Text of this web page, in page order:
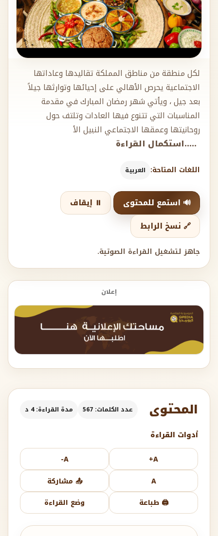
لكل منطقة من مناطق المملكة تقاليدها وعاداتها
الاجتماعية يحرص الأهالي على إحيائها وتوارثها جيلاً
بعد جيل ، ويأتي شهر رمضان المبارك في مقدمة
المناسبات التي تتنوع فيها العادات وتلتف حول
روحانيتها وعمقها الاجتماعي النبيل الأ
.....استكمال القراءة
اللغات المتاحة: العربية
🔊 استمع للمحتوى
⏸️ إيقاف
🔗 نسخ الرابط
جاهز لتشغيل القراءة الصوتية.
إعلان
المحتوى عدد الكلمات: 567 مدة القراءة: 4 د
أدوات القراءة
A+
A-
A
📤 مشاركة
🖨️ طباعة
وضع القراءة